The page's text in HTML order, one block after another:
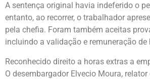
A sentença original havia indeferido o
entanto, ao recorrer, o trabalhador
pela chefia. Foram também aceitas
incluindo a validação e remuneração
Reconhecido direito a horas extras a
O desembargador Elvecio Moura,